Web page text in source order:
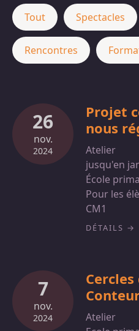
Tout Spectacles
Rencontres
26
nov.
2024
Projet
nous
Atelier
jusqu'en
École
Pour les
CM1
DÉTAILS
7
nov.
2024
Atelier